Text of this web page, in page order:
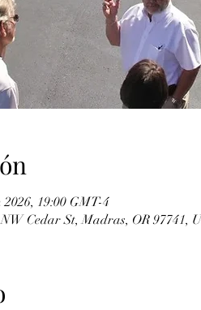
19:00 GMT-4
Cedar St, Madras, OR 97741,